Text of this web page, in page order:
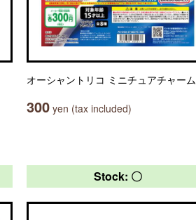
オーシャントリコ ミニチュアチャーム
300 yen (tax included)
Stock: 〇